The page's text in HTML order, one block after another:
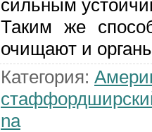
сильным
Таким же
очищают и
Категория:
na